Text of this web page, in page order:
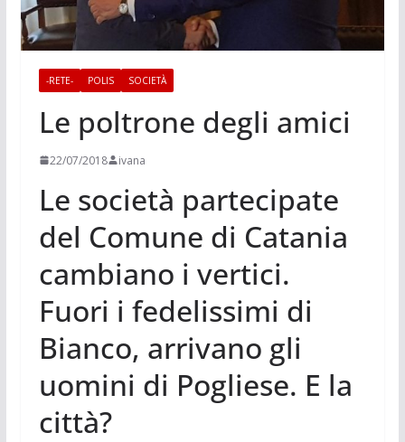
-RETE- POLIS SOCIETÀ
Le poltrone degli amici
22/07/2018 ivana
Le società partecipate
del Comune di Catania
cambiano i vertici.
Fuori i fedelissimi di
Bianco, arrivano gli
uomini di Pogliese. E la
città?